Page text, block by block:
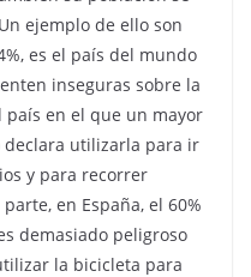
ejemplo de ello son
es el país del mundo
inseguras sobre la
país en el que un mayor
declara utilizarla para ir
y para recorrer
en España, el 60%
demasiado peligroso
la bicicleta para